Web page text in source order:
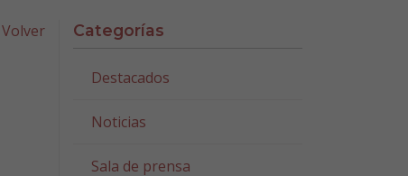
Volver Categorías
Destacados
Noticias
Sala de prensa